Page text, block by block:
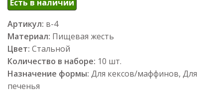
Есть в наличии
Артикул: в-4
Материал: Пищевая жесть
Цвет: Стальной
Количество в наборе: 10 шт.
Назначение формы: Для кексов/маффинов, Для
печенья